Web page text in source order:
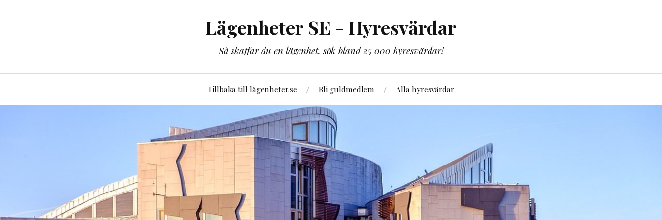
Lägenheter SE - Hyresvärdar
Så skaffar du en lägenhet, sök bland 25 000 hyresvärdar!
Tillbaka till lägenheter.se Bli guldmedlem Alla hyresvärdar